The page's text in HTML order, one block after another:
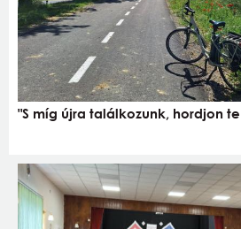
"S míg újra találkozunk, hordjon